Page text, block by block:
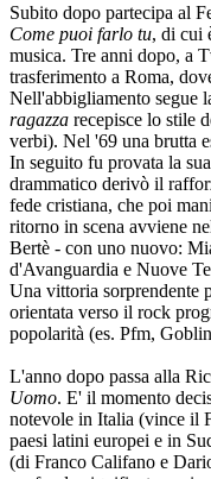
Subito dopo partecipa al
Come puoi farlo tu, di cui
musica. Tre anni dopo, a
trasferimento a Roma,
Nell'abbigliamento segue
ragazza recepisce lo stile
verbi). Nel '69 una brutta
In seguito fu provata la
drammatico derivò il
fede cristiana, che poi
ritorno in scena avviene
Bertè - con uno nuovo:
d'Avanguardia e Nuove
Una vittoria sorprendente
orientata verso il rock
popolarità (es. Pfm,
L'anno dopo passa alla
Uomo. E' il momento
notevole in Italia (vince il
paesi latini europei e in
(di Franco Califano e